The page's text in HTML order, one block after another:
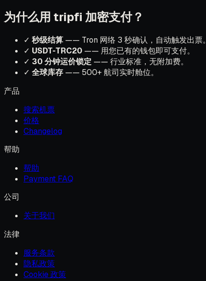
为什么用 tripfi 加密支付？
✓ 秒级结算 —— Tron 网络 3 秒确认，自动触发出票。
✓ USDT-TRC20 —— 用您已有的钱包即可支付。
✓ 30 分钟运价锁定 —— 行业标准，无附加费。
✓ 全球库存 —— 500+ 航司实时舱位。
产品
搜索机票
价格
Changelog
帮助
帮助
Payment FAQ
公司
关于我们
法律
服务条款
隐私政策
Cookie 政策